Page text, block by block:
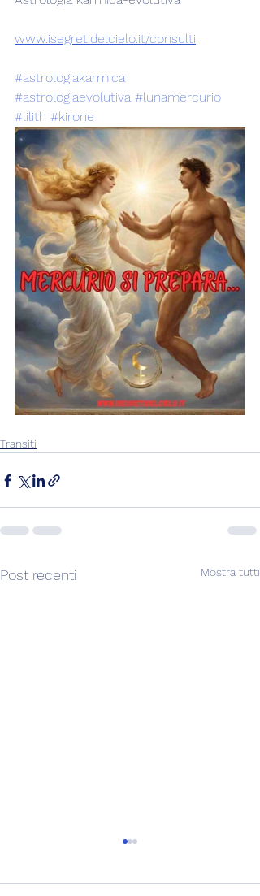
www.isegretidelcielo.it/consulti
#astrologiakarmica
#astrologiaevolutiva #lunamercurio
#lilith #kirone
Transiti
Post recenti Mostra tutti